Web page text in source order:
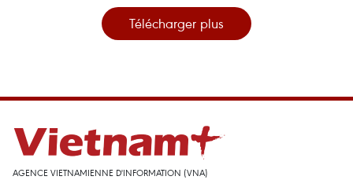
Télécharger plus
AGENCE VIETNAMIENNE D'INFORMATION (VNA)